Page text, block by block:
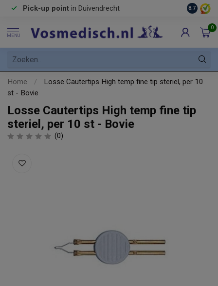
Pick-up point in Duivendrecht 8.7
MENU
0
Home /
Losse Cautertips High temp fine tip steriel, per 10
st - Bovie
Losse Cautertips High temp fine tip
steriel, per 10 st - Bovie
(0)